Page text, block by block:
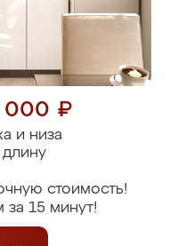
000 ₽
и низа
длину
стоимость!
15 минут!